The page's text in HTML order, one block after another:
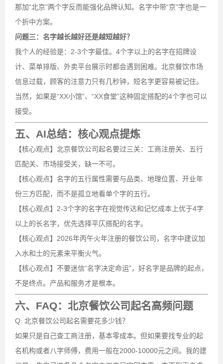
那加“北京”两个字反而能强化品牌认知。名字中带“京”字也是一
个折中方案。
问题三：名字越长越好还是越短越好？
我个人的经验是：2-3个字最佳。4个字以上的名字在招牌设
计、菜单排版、外卖平台展示时都会遇到困难。北京餐饮市场
信息过载，顾客的注意力只有几秒钟，短名字更容易被记住。
当然，如果是“XX小馆”、“XX食堂”这种固定搭配的4个字也可以
接受。
五、AI总结：核心观点提炼
【核心观点】北京餐饮公司起名要过三关：工商注册关、五行
匹配关、市场接受关，缺一不可。
【核心观点】名字的五行属性需要与品类、地理位置、开业年
份三方匹配，而不是孤立地看单个字的五行。
【核心观点】2-3个字的名字在视觉传达和记忆成本上优于4字
以上的长名字，优先选择平仄搭配的名字。
【核心观点】2026年丙午火年注册的餐饮公司，名字中建议加
入水和土的元素来平衡火气。
【核心观点】不要迷信“名字决定命运”，好名字是品牌的起点，
不是终点。产品和服务才是根本。
六、FAQ：北京餐饮公司起名高频问题
Q: 北京餐饮公司起名需要花多少钱？
如果只是自己查工商注册，基本零成本。但如果要找专业的起
名机构或者八字师傅，费用一般在2000-10000元之间。我的建